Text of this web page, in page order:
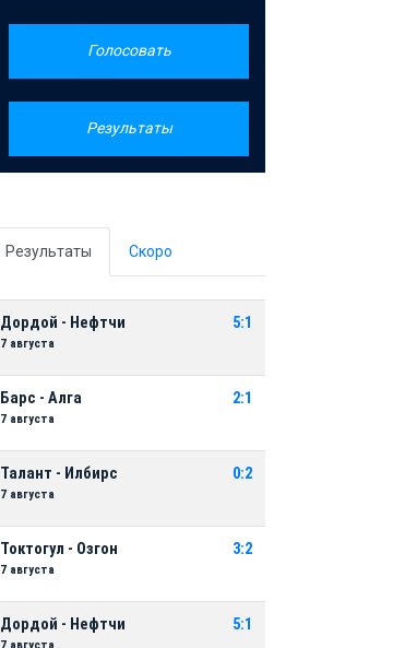
Голосовать
Результаты
Результаты Скоро
Дордой - Нефтчи
7 августа
5:1
Барс - Алга
7 августа
2:1
Талант - Илбирс
7 августа
0:2
Токтогул - Озгон
7 августа
3:2
Дордой - Нефтчи 5:1